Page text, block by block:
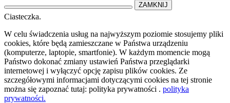
ZAMKNIJ
Ciasteczka.
W celu świadczenia usług na najwyższym poziomie stosujemy pliki
cookies, które będą zamieszczane w Państwa urządzeniu
(komputerze, laptopie, smartfonie). W każdym momencie mogą
Państwo dokonać zmiany ustawień Państwa przeglądarki
internetowej i wyłączyć opcję zapisu plików cookies. Ze
szczegółowymi informacjami dotyczącymi cookies na tej stronie
można się zapoznać tutaj: polityka prywatności . polityka
prywatności.